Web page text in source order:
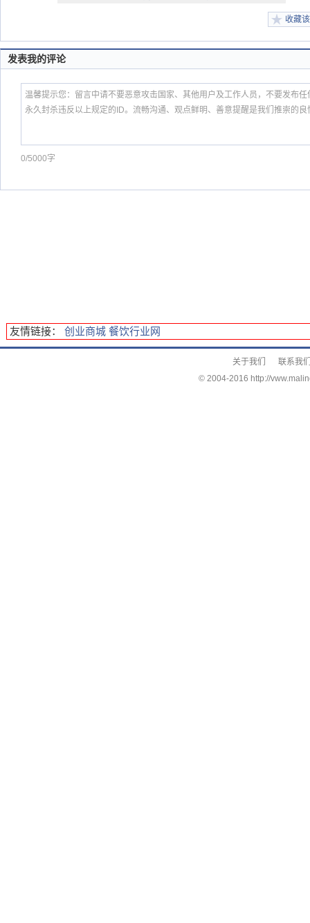
收藏
发表我的评论
0/5000字
友情链接： 创业商城 餐饮行业网
关于我们
联系我
© 2004-2016 http://